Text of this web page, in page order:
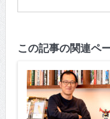
この記事の関連ペ